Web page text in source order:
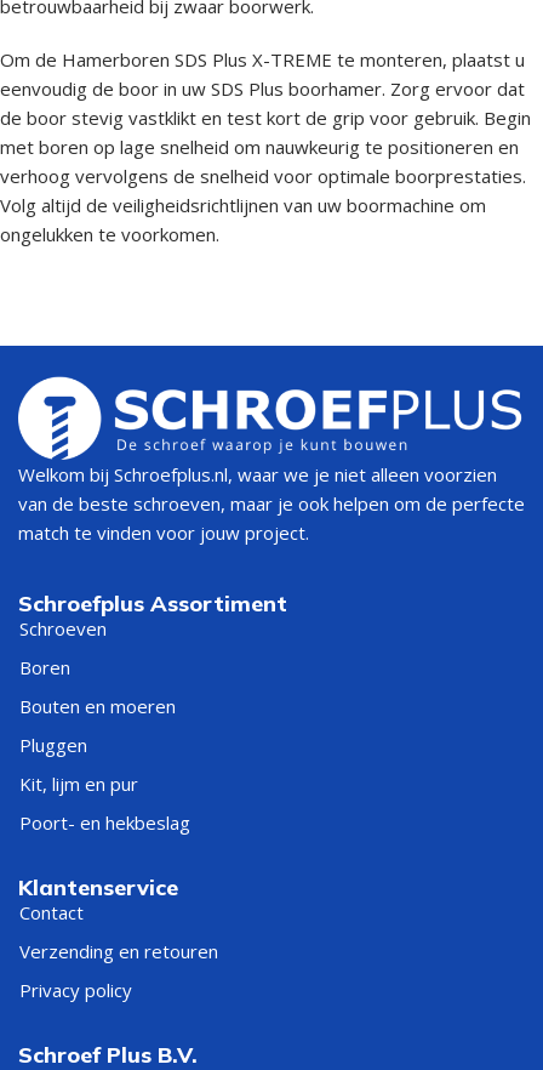
betrouwbaarheid bij zwaar boorwerk.
Om de Hamerboren SDS Plus X-TREME te monteren, plaatst u
eenvoudig de boor in uw SDS Plus boorhamer. Zorg ervoor dat
de boor stevig vastklikt en test kort de grip voor gebruik. Begin
met boren op lage snelheid om nauwkeurig te positioneren en
verhoog vervolgens de snelheid voor optimale boorprestaties.
Volg altijd de veiligheidsrichtlijnen van uw boormachine om
ongelukken te voorkomen.
Welkom bij Schroefplus.nl, waar we je niet alleen voorzien
van de beste schroeven, maar je ook helpen om de perfecte
match te vinden voor jouw project.
Schroefplus Assortiment
Schroeven
Boren
Bouten en moeren
Pluggen
Kit, lijm en pur
Poort- en hekbeslag
Klantenservice
Contact
Verzending en retouren
Privacy policy
Schroef Plus B.V.